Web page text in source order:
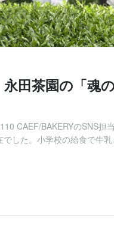
田茶園の「魂
CAEF/BAKERYのSNS担
した。小学校の給食で牛